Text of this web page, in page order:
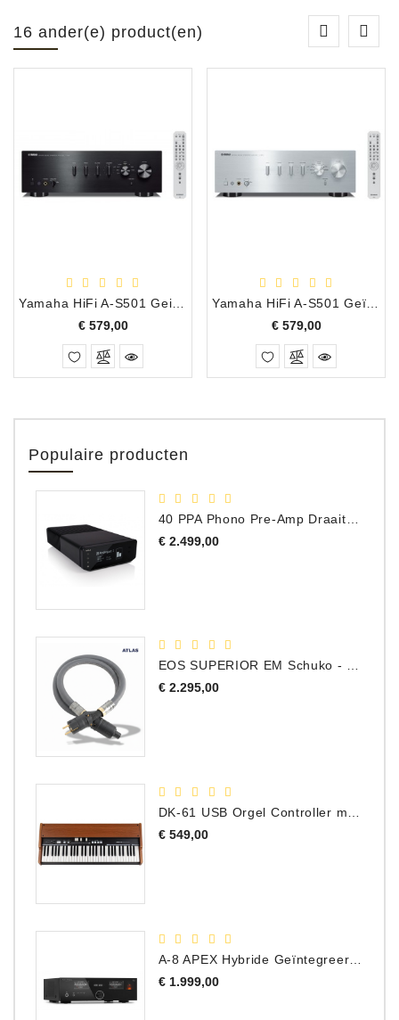
16 ander(e) product(en)
€ 579,00Prijs
€ 579,00Prijs
Populaire producten
€ 2.499,00Prijs
EOS SUPERIOR EM Schuko - C15 - Netstroom Kabel, 1.0 Meter
€ 2.295,00Prijs
€ 549,00Prijs
€ 1.999,00Prijs